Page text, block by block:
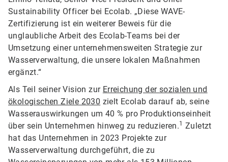
Sustainability Officer bei Ecolab. „Diese WAVE-
Zertifizierung ist ein weiterer Beweis für die
unglaubliche Arbeit des Ecolab-Teams bei der
Umsetzung einer unternehmensweiten Strategie zur
Wasserverwaltung, die unsere lokalen Maßnahmen
ergänzt.“
Als Teil seiner Vision zur Erreichung der sozialen und
ökologischen Ziele 2030 zielt Ecolab darauf ab, seine
Wasserauswirkungen um 40 % pro Produktionseinheit
über sein Unternehmen hinweg zu reduzieren.1
Zuletzt
hat das Unternehmen in 2023 Projekte zur
Wasserverwaltung durchgeführt, die zu